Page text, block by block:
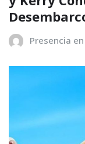
Presencia